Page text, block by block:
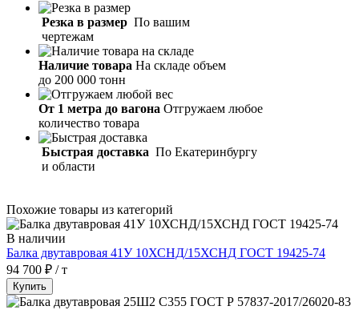
Резка в размер По вашим
чертежам
Наличие товара На складе объем
до 200 000 тонн
От 1 метра до вагона Отгружаем любое
количество товара
Быстрая доставка По Екатеринбургу
и области
Похожие товары из категорий
В наличии
Балка двутавровая 41У 10ХСНД/15ХСНД ГОСТ 19425-74
94 700 ₽ / т
Купить